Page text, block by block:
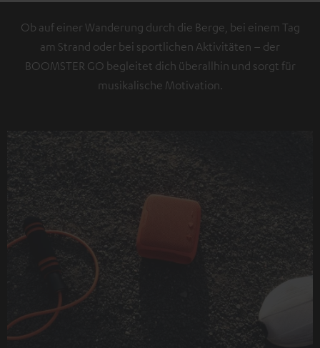
Ob auf einer Wanderung durch die Berge, bei einem Tag
am Strand oder bei sportlichen Aktivitäten – der
BOOMSTER GO begleitet dich überallhin und sorgt für
musikalische Motivation.